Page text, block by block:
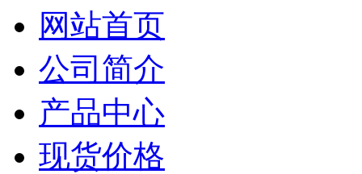
网站首页
公司简介
产品中心
现货价格